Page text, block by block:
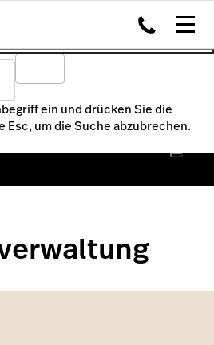
ein und drücken Sie die
Esc, um die Suche abzubrechen.